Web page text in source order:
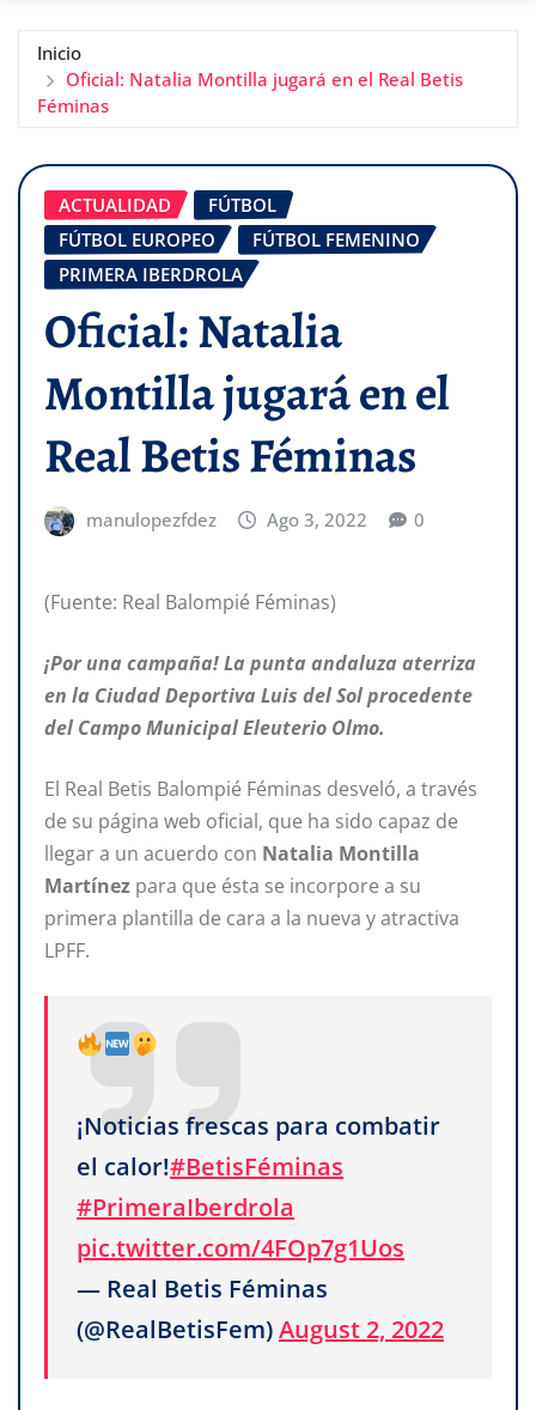
Inicio
Oficial: Natalia Montilla jugará en el Real Betis
Féminas
ACTUALIDAD
FÚTBOL
FÚTBOL EUROPEO
FÚTBOL FEMENINO
PRIMERA IBERDROLA
Oficial: Natalia
Montilla jugará en el
Real Betis Féminas
manulopezfdez Ago 3, 2022 0
(Fuente: Real Balompié Féminas)
¡Por una campaña! La punta andaluza aterriza
en la Ciudad Deportiva Luis del Sol procedente
del Campo Municipal Eleuterio Olmo.
El Real Betis Balompié Féminas desveló, a través
de su página web oficial, que ha sido capaz de
llegar a un acuerdo con Natalia Montilla
Martínez para que ésta se incorpore a su
primera plantilla de cara a la nueva y atractiva
LPFF.
¡Noticias frescas para combatir
el calor!#BetisFéminas
#PrimeraIberdrola
pic.twitter.com/4FOp7g1Uos
— Real Betis Féminas
(@RealBetisFem)August 2, 2022